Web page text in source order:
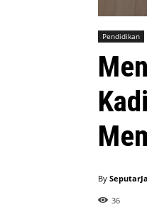
Pendidikan
By
36